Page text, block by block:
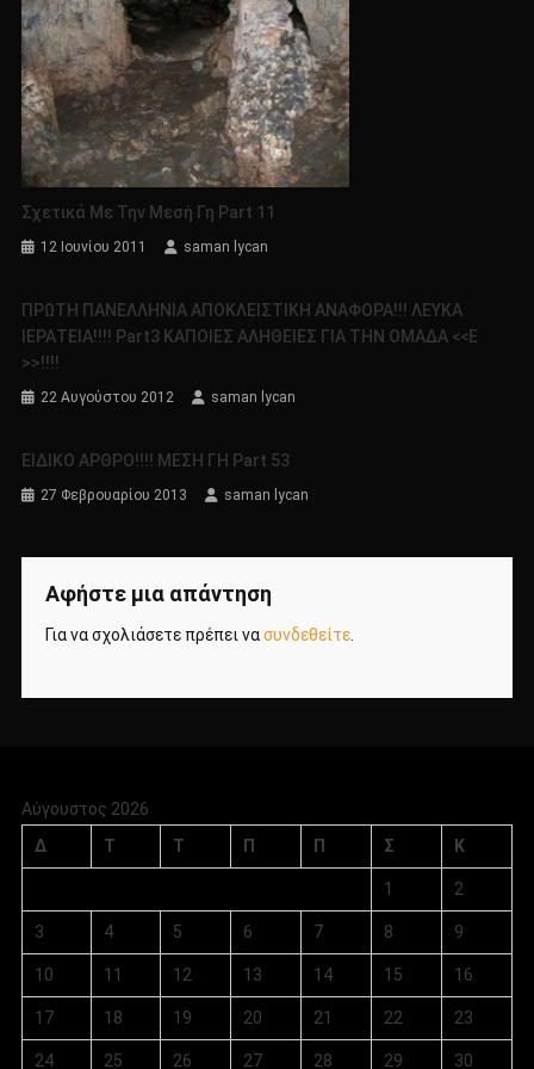
Σχετικά Με Την Μεσή Γη Part 11
12 Ιουνίου 2011 saman lycan
ΠΡΩΤΗ ΠΑΝΕΛΛΗΝΙΑ ΑΠΟΚΛΕΙΣΤΙΚΗ ΑΝΑΦΟΡΑ!!! ΛΕΥΚΑ
ΙΕΡΑΤΕΙΑ!!!! Part3 ΚΑΠΟΙΕΣ ΑΛΗΘΕΙΕΣ ΓΙΑ ΤΗΝ ΟΜΑΔΑ <<Ε
>>!!!!
22 Αυγούστου 2012 saman lycan
ΕΙΔΙΚΟ ΑΡΘΡΟ!!!! MEΣΗ ΓΗ Part 53
27 Φεβρουαρίου 2013 saman lycan
Αφήστε μια απάντηση
Για να σχολιάσετε πρέπει νασυνδεθείτε.
Αύγουστος 2026
Δ
Τ Τ Π Π Σ Κ
1 2
3 4 5 6 7 8 9
10 11 12 13 14 15 16
17 18 19 20 21 22 23
24 25 26 27 28 29 30